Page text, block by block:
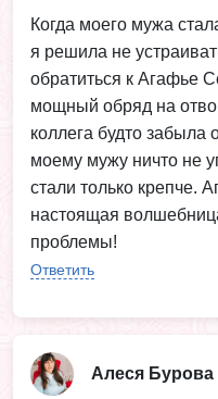
Когда моего мужа
я решила не
обратиться к Агафье
мощный обряд на
коллега будто забыла
моему мужу ничто не
стали только крепче.
настоящая
проблемы!
Ответить
Алеся Бурова